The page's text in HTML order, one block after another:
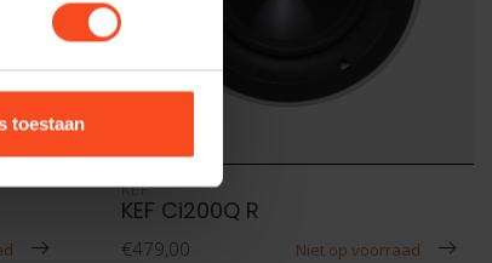
toestaan
KEF
KEF Ci200Q R
€479,00 Niet op voorraad